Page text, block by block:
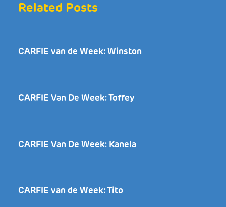
Related Posts
CARFIE van de Week: Winston
CARFIE Van De Week: Toffey
CARFIE Van De Week: Kanela
CARFIE van de Week: Tito